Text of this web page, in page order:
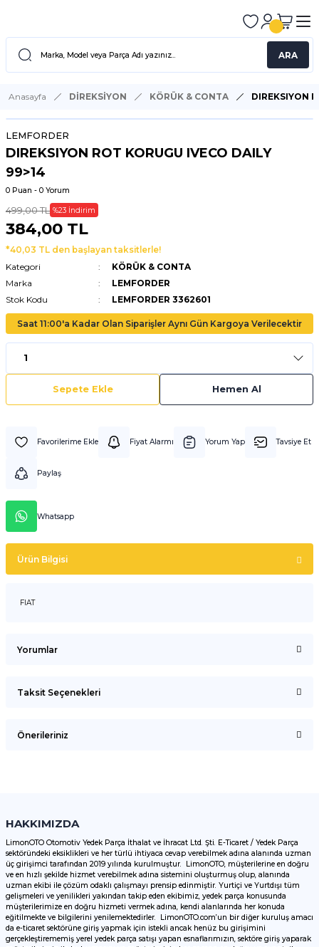
ARA
Anasayfa DİREKSİYON KÖRÜK & CONTA DIREKSIYON
LEMFORDER
DIREKSIYON ROT KORUGU IVECO DAILY
99>14
0 Puan - 0 Yorum
499,00 TL %23 İndirim
384,00 TL
*40,03 TL den başlayan taksitlerle!
Kategori
KÖRÜK & CONTA
Marka
LEMFORDER
Stok Kodu
LEMFORDER 3362601
Saat 11:00'a Kadar Olan Siparişler Aynı Gün Kargoya Verilecektir
Sepete Ekle Hemen Al
Fiyat Alarmı Yorum Yap Tavsiye Et
Paylaş
Whatsapp
Ürün Bilgisi
FIAT
Yorumlar
Taksit Seçenekleri
Önerileriniz
Görüş ve önerileriniz için teşekkür ederiz.
Ürün resmi kalitesiz, bozuk veya görüntülenemiyor.
Ürün açıklamasında eksik bilgiler bulunuyor.
Ürün bilgilerinde hatalar bulunuyor.
Ürün fiyatı diğer sitelerden daha pahalı.
Bu ürüne benzer farklı alternatifler olmalı.
HAKKIMIZDA
LimonOTO Otomotiv Yedek Parça İthalat ve İhracat Ltd. Şti. E-Ticaret / Yedek Parça
sektöründeki eksiklikleri ve her türlü ihtiyaca cevap verebilmek adına alanında uzman
üç girişimci tarafından 2019 yılında kurulmuştur. LimonOTO, müşterilerine en doğru
ve en hızlı şekilde hizmet verebilmek adına sistemini oluşturmuş olup, alanında
uzman ekibi ile çözüm odaklı çalışmayı prensip edinmiştir. Yurtiçi ve Yurtdışı tüm
gelişmeleri ve yenilikleri yakından takip eden ekibimiz, yedek parça konusunda
müşterilerimize en doğru hizmeti vermek adına, kendi alanlarında her konuda
eğitilmekte ve bilgilerini yenilemektedirler. LimonOTO.com’un bir diğer kuruluş amacı
da e-ticaret sektörüne giriş yapmak için istekli ancak henüz bu girişimini
gerçekleştirememiş yerel yedek parça satışı yapan esnaflarımızın, sektöre giriş yaparak